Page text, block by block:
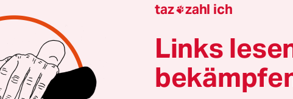
verdienen. Es ist nur nicht so einfach: Ein Song oder
ist etwas anderes als ein Glasfaserkabel, bei dem
funktioniert. Es gibt keine Formel, nach der sich
lassen, weder in der Musik noch im Theater.
taz zahl ich
Links